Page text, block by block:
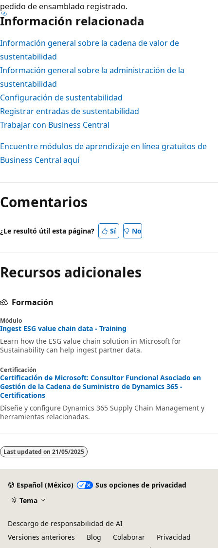
pedido de ensamblado registrado.
Información relacionada
Información general sobre la cadena de valor de
sustentabilidad
Información general sobre la administración de la
sustentabilidad
Configuración de sustentabilidad
Registrar entradas de sustentabilidad
Trabajar con Business Central
Encuentre módulos de aprendizaje en línea gratuitos de
Business Central aquí
Comentarios
¿Le resultó útil esta página? Sí No
Recursos adicionales
Formación
Módulo
Ingest ESG value chain data - Training
Learn how the ESG value chain solution in Microsoft for
Sustainability can help ingest partner data.
Certificación
Certificación de Microsoft: Consultor Funcional Asociado en
Gestión de la Cadena de Suministro de Dynamics 365 -
Certifications
Diseñe y configure Dynamics 365 Supply Chain Management y
herramientas relacionadas.
Last updated on 21/05/2025
Español (México)
Sus opciones de privacidad
Tema
Descargo de responsabilidad de AI
Versiones anteriores
Blog Colaborar
Privacidad